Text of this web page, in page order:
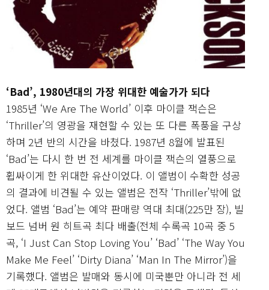
‘Bad’, 1980년대의 가장 위대한 예술가가 되다
1985년 ‘We Are The World’ 이후 마이클 잭슨은
‘Thriller’의 영광을 재현할 수 있는 또 다른 폭풍을 구상
하며 2년 반의 시간을 바쳤다. 1987년 8월에 발표된
‘Bad’는 다시 한 번 전 세계를 마이클 잭슨의 열풍으로
휩싸이게 한 위대한 유산이었다. 이 앨범이 수확한 성공
의 결과에 비견될 수 있는 앨범은 전작 ‘Thriller’밖에 없
었다. 앨범 ‘Bad’는 예약 판매량 역대 최대(225만 장), 빌
보드 넘버 원 히트곡 최다 배출(전체 수록곡 10곡 중 5
곡, ‘I Just Can Stop Loving You’ ‘Bad’ ‘The Way You
Make Me Feel’ ‘Dirty Diana’ ‘Man In The Mirror’)을
기록했다. 앨범은 발매와 동시에 미국뿐만 아니라 전 세